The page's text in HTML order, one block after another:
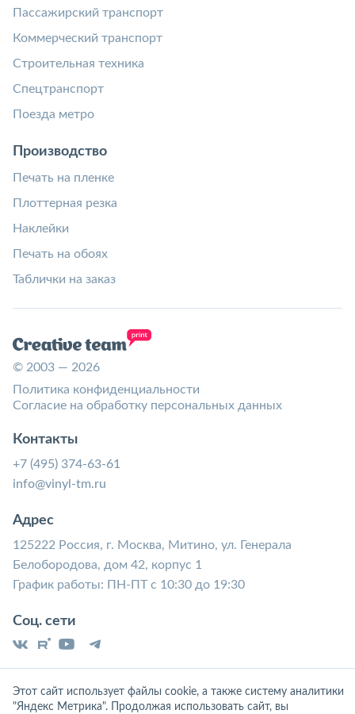
Пассажирский транспорт
Коммерческий транспорт
Строительная техника
Спецтранспорт
Поезда метро
Производство
Печать на пленке
Плоттерная резка
Наклейки
Печать на обоях
Таблички на заказ
© 2003 — 2026
Политика конфиденциальности
Согласие на обработку персональных данных
Контакты
+7 (495) 374-63-61
info@vinyl-tm.ru
Адрес
125222 Россия, г. Москва, Митино, ул. Генерала
Белобородова, дом 42, корпус 1
График работы: ПН-ПТ с 10:30 до 19:30
Соц. сети
Этот сайт использует файлы cookie, а также систему аналитики
"Яндекс Метрика". Продолжая использовать сайт, вы